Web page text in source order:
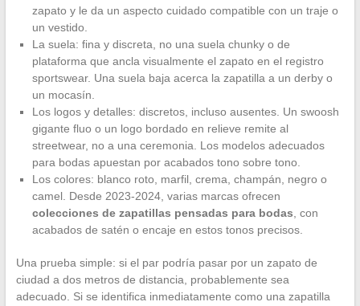
zapato y le da un aspecto cuidado compatible con un traje o
un vestido.
La suela: fina y discreta, no una suela chunky o de
plataforma que ancla visualmente el zapato en el registro
sportswear. Una suela baja acerca la zapatilla a un derby o
un mocasín.
Los logos y detalles: discretos, incluso ausentes. Un swoosh
gigante fluo o un logo bordado en relieve remite al
streetwear, no a una ceremonia. Los modelos adecuados
para bodas apuestan por acabados tono sobre tono.
Los colores: blanco roto, marfil, crema, champán, negro o
camel. Desde 2023-2024, varias marcas ofrecen
colecciones de zapatillas pensadas para bodas , con
acabados de satén o encaje en estos tonos precisos.
Una prueba simple: si el par podría pasar por un zapato de
ciudad a dos metros de distancia, probablemente sea
adecuado. Si se identifica inmediatamente como una zapatilla